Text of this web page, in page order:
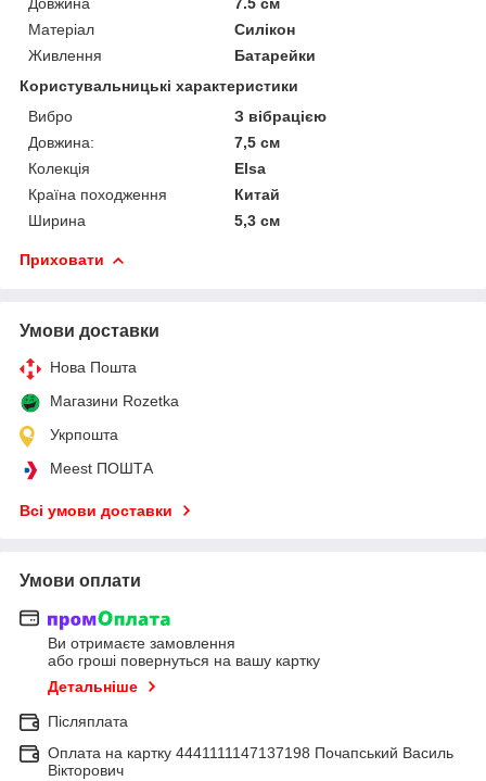
Матеріал
Силікон
Живлення
Батарейки
Користувальницькі характеристики
Вибро
З вібрацією
Довжина:
7,5 см
Колекція
Elsa
Країна походження
Китай
Ширина
5,3 см
Приховати
Умови доставки
Нова Пошта
Магазини Rozetka
Укрпошта
Meest ПОШТА
Всі умови доставки
Умови оплати
Ви отримаєте замовлення
або гроші повернуться на вашу картку
Детальніше
Післяплата
Оплата на картку 4441111147137198 Почапський Василь
Вікторович